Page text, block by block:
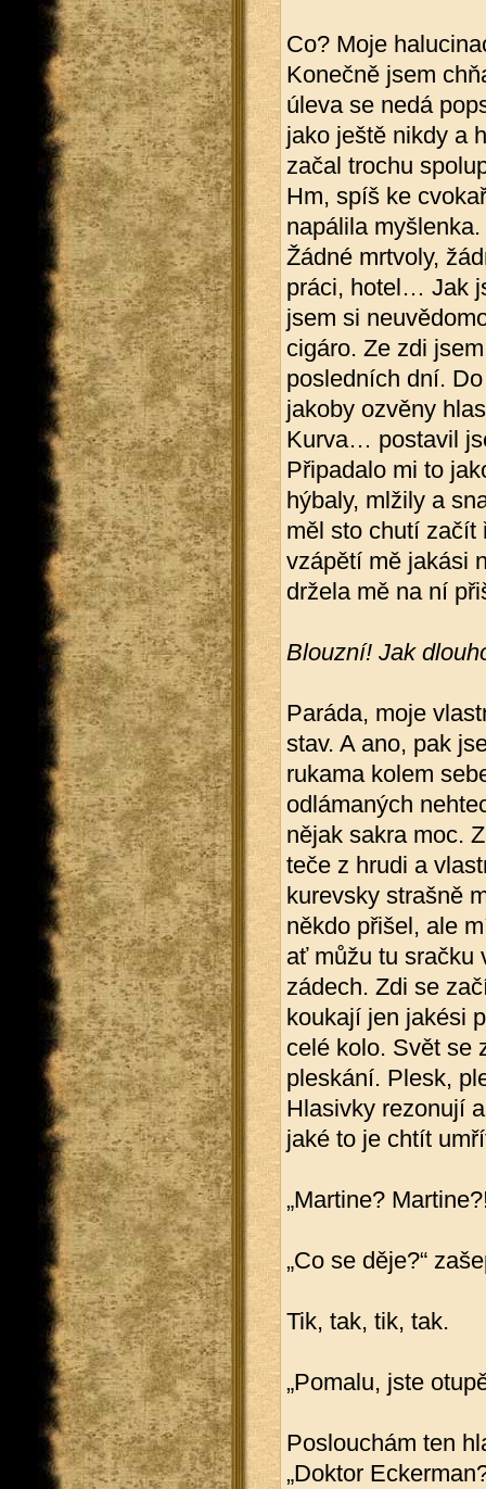
Co? Moje
Konečně jsem
úleva se nedá
jako ještě nikdy a
začal trochu
Hm, spíš ke
napálila
Žádné mrtvoly,
práci, hotel… Jak
jsem si
cigáro. Ze zdi
posledních dní.
jakoby ozvěny
Kurva… postavil
Připadalo mi to
hýbaly, mlžily a
měl sto chutí začít
vzápětí mě jakási
držela mě na ní
Blouzní! Jak
Paráda, moje
stav. A ano, pak
rukama kolem
odlámaných
nějak sakra moc.
teče z hrudi a
kurevsky strašně
někdo přišel, ale
ať můžu tu sračku
zádech. Zdi se
koukají jen jakési
celé kolo. Svět se
pleskání. Plesk,
Hlasivky rezonují
jaké to je chtít
„Martine?
„Co se děje?“
Tik, tak, tik, tak.
„Pomalu, jste
Poslouchám ten
„Doktor